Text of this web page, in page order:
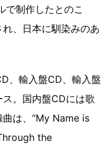
で制作したとのこ
、日本に馴染みのあ
、輸入盤CD、輸入盤
。国内盤CDには歌
は、“My Name is
the